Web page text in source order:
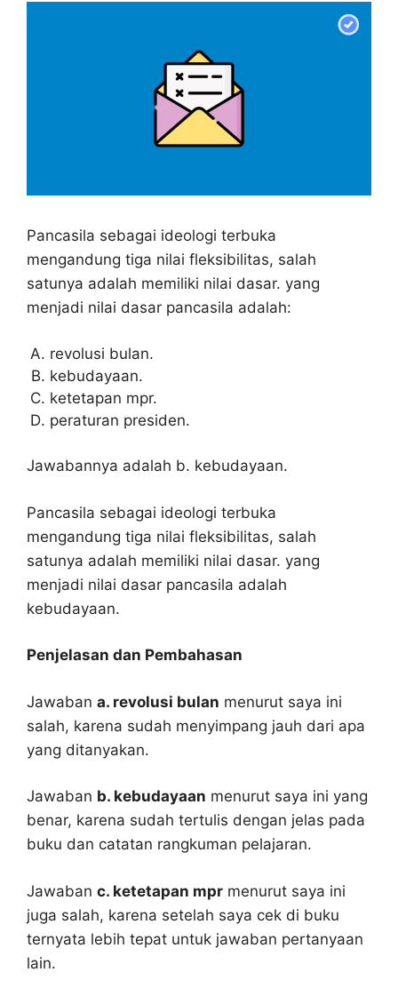
Pancasila sebagai ideologi terbuka
mengandung tiga nilai fleksibilitas, salah
satunya adalah memiliki nilai dasar. yang
menjadi nilai dasar pancasila adalah:
revolusi bulan.
kebudayaan.
ketetapan mpr.
peraturan presiden.
Jawabannya adalah b. kebudayaan.
Pancasila sebagai ideologi terbuka
mengandung tiga nilai fleksibilitas, salah
satunya adalah memiliki nilai dasar. yang
menjadi nilai dasar pancasila adalah
kebudayaan.
Penjelasan dan Pembahasan
Jawaban a. revolusi bulan menurut saya ini
salah, karena sudah menyimpang jauh dari apa
yang ditanyakan.
Jawaban b. kebudayaan menurut saya ini yang
benar, karena sudah tertulis dengan jelas pada
buku dan catatan rangkuman pelajaran.
Jawaban c. ketetapan mpr menurut saya ini
juga salah, karena setelah saya cek di buku
ternyata lebih tepat untuk jawaban pertanyaan
lain.